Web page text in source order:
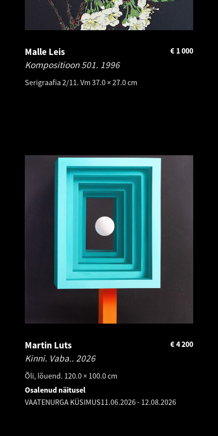
Malle Leis
Kompositioon 501. 1996
Serigraafia 2/11. Vm 37.0 × 27.0 cm
1 000
€
Martin Luts
Kinni. Vaba.. 2026
Õli, lõuend. 120.0 × 100.0 cm
4 200
€
Osalenud näitusel
VAATENURGA KÜSIMUS11.06.2026- 12.08.2026